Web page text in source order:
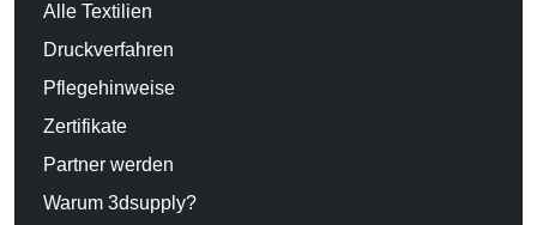
Alle Textilien
Druckverfahren
Pflegehinweise
Zertifikate
Partner werden
Warum 3dsupply?